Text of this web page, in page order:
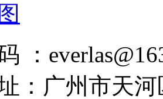
：
：广州市天